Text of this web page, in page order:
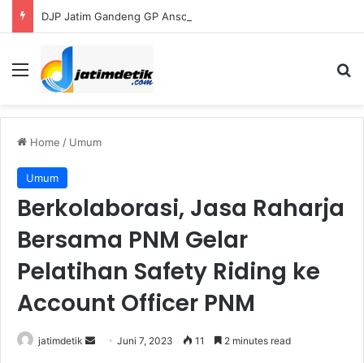
Menu
Home / Umum
Umum
Berkolaborasi, Jasa Raharja
Bersama PNM Gelar
Pelatihan Safety Riding ke
Account Officer PNM
jatimdetik
SendJuni 7, 2023 11 2 minutes read